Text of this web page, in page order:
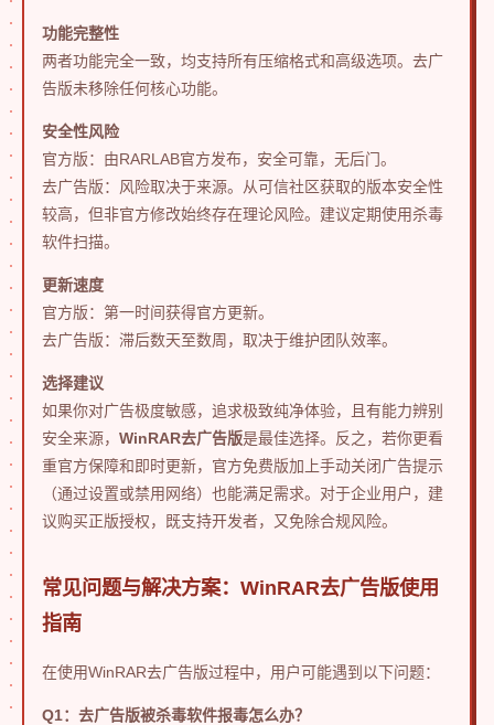
功能完整性
两者功能完全一致，均支持所有压缩格式和高级选项。去广
告版未移除任何核心功能。
安全性风险
官方版：由RARLAB官方发布，安全可靠，无后门。
去广告版：风险取决于来源。从可信社区获取的版本安全性
较高，但非官方修改始终存在理论风险。建议定期使用杀毒
软件扫描。
更新速度
官方版：第一时间获得官方更新。
去广告版：滞后数天至数周，取决于维护团队效率。
选择建议
如果你对广告极度敏感，追求极致纯净体验，且有能力辨别
安全来源， WinRAR去广告版是最佳选择。反之，若你更看
重官方保障和即时更新，官方免费版加上手动关闭广告提示
（通过设置或禁用网络）也能满足需求。对于企业用户，建
议购买正版授权，既支持开发者，又免除合规风险。
常见问题与解决方案：WinRAR去广告版使用
指南
在使用WinRAR去广告版过程中，用户可能遇到以下问题：
Q1：去广告版被杀毒软件报毒怎么办？